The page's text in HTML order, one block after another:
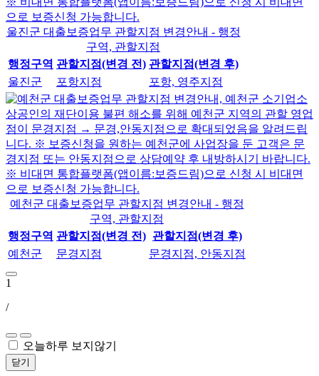
울진군 대출보증업무 관할지점 변경안내 - 행정
구역, 관할지점
행정구역 관할지점(변경 전) 관할지점(변경 후)
울진군
포항지점 포항, 영주지점
예천군 대출보증업무 관할지점 변경안내 - 행정
구역, 관할지점
행정구역 관할지점(변경 전) 관할지점(변경 후)
예천군
문경지점 문경지점, 안동지점
1
/
오늘하루 보지않기
닫기